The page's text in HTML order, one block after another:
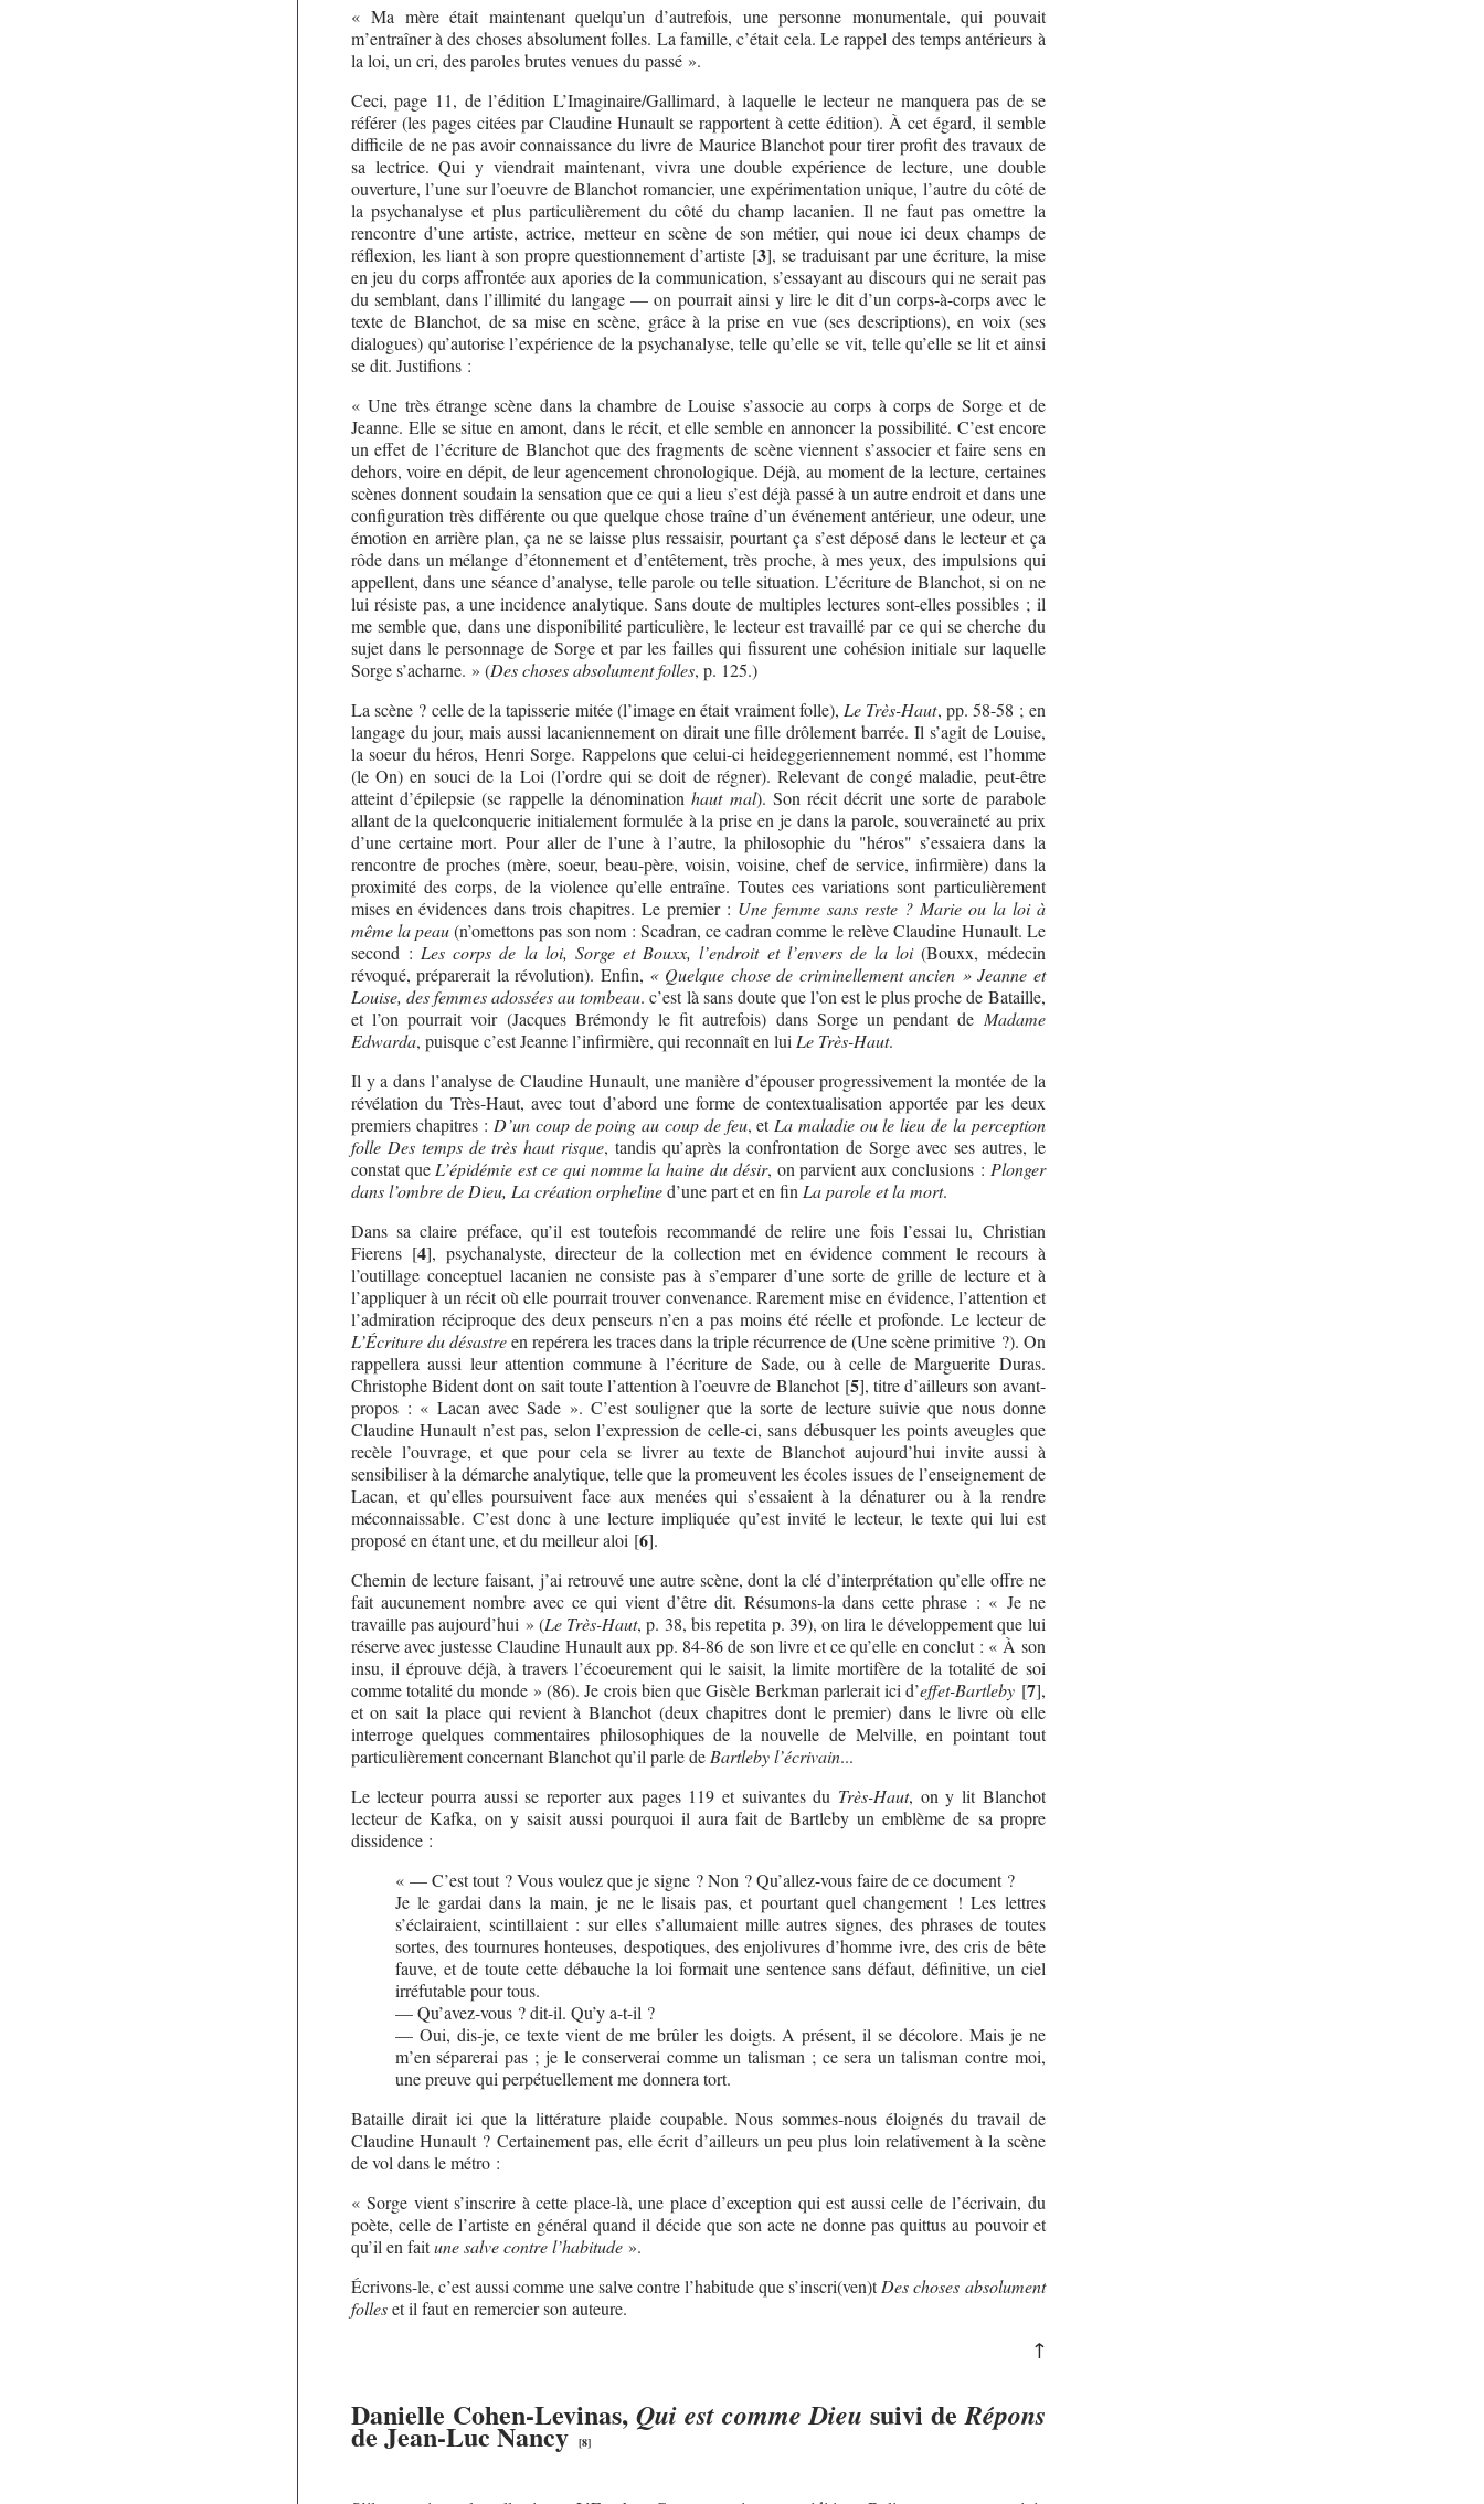
« Ma mère était maintenant quelqu’un d’autrefois, une personne monumentale, qui pouvait
m’entraîner à des choses absolument folles. La famille, c’était cela. Le rappel des temps antérieurs à
la loi, un cri, des paroles brutes venues du passé ».
Ceci, page 11, de l’édition L’Imaginaire/Gallimard, à laquelle le lecteur ne manquera pas de se
référer (les pages citées par Claudine Hunault se rapportent à cette édition). À cet égard, il semble
difficile de ne pas avoir connaissance du livre de Maurice Blanchot pour tirer profit des travaux de
sa lectrice. Qui y viendrait maintenant, vivra une double expérience de lecture, une double
ouverture, l’une sur l’oeuvre de Blanchot romancier, une expérimentation unique, l’autre du côté de
la psychanalyse et plus particulièrement du côté du champ lacanien. Il ne faut pas omettre la
rencontre d’une artiste, actrice, metteur en scène de son métier, qui noue ici deux champs de
réflexion, les liant à son propre questionnement d’artiste [3], se traduisant par une écriture, la mise
en jeu du corps affrontée aux apories de la communication, s’essayant au discours qui ne serait pas
du semblant, dans l’illimité du langage — on pourrait ainsi y lire le dit d’un corps-à-corps avec le
texte de Blanchot, de sa mise en scène, grâce à la prise en vue (ses descriptions), en voix (ses
dialogues) qu’autorise l’expérience de la psychanalyse, telle qu’elle se vit, telle qu’elle se lit et ainsi
se dit. Justifions :
« Une très étrange scène dans la chambre de Louise s’associe au corps à corps de Sorge et de
Jeanne. Elle se situe en amont, dans le récit, et elle semble en annoncer la possibilité. C’est encore
un effet de l’écriture de Blanchot que des fragments de scène viennent s’associer et faire sens en
dehors, voire en dépit, de leur agencement chronologique. Déjà, au moment de la lecture, certaines
scènes donnent soudain la sensation que ce qui a lieu s’est déjà passé à un autre endroit et dans une
configuration très différente ou que quelque chose traîne d’un événement antérieur, une odeur, une
émotion en arrière plan, ça ne se laisse plus ressaisir, pourtant ça s’est déposé dans le lecteur et ça
rôde dans un mélange d’étonnement et d’entêtement, très proche, à mes yeux, des impulsions qui
appellent, dans une séance d’analyse, telle parole ou telle situation. L’écriture de Blanchot, si on ne
lui résiste pas, a une incidence analytique. Sans doute de multiples lectures sont-elles possibles ; il
me semble que, dans une disponibilité particulière, le lecteur est travaillé par ce qui se cherche du
sujet dans le personnage de Sorge et par les failles qui fissurent une cohésion initiale sur laquelle
Sorge s’acharne. » (Des choses absolument folles, p. 125.)
La scène ? celle de la tapisserie mitée (l’image en était vraiment folle), Le Très-Haut, pp. 58-58 ; en
langage du jour, mais aussi lacaniennement on dirait une fille drôlement barrée. Il s’agit de Louise,
la soeur du héros, Henri Sorge. Rappelons que celui-ci heideggeriennement nommé, est l’homme
(le On) en souci de la Loi (l’ordre qui se doit de régner). Relevant de congé maladie, peut-être
atteint d’épilepsie (se rappelle la dénominationhaut mal). Son récit décrit une sorte de parabole
allant de la quelconquerie initialement formulée à la prise en je dans la parole, souveraineté au prix
d’une certaine mort. Pour aller de l’une à l’autre, la philosophie du "héros" s’essaiera dans la
rencontre de proches (mère, soeur, beau-père, voisin, voisine, chef de service, infirmière) dans la
proximité des corps, de la violence qu’elle entraîne. Toutes ces variations sont particulièrement
mises en évidences dans trois chapitres. Le premier : Une femme sans reste ? Marie ou la loi à
même la peau(n’omettons pas son nom : Scadran, ce cadran comme le relève Claudine Hunault. Le
second : Les corps de la loi, Sorge et Bouxx, l’endroit et l’envers de la loi(Bouxx, médecin
révoqué, préparerait la révolution). Enfin, « Quelque chose de criminellement ancien » Jeanne et
Louise, des femmes adossées au tombeau. c’est là sans doute que l’on est le plus proche de Bataille,
et l’on pourrait voir (Jacques Brémondy le fit autrefois) dans Sorge un pendant de Madame
Edwarda, puisque c’est Jeanne l’infirmière, qui reconnaît en lui Le Très-Haut.
Il y a dans l’analyse de Claudine Hunault, une manière d’épouser progressivement la montée de la
révélation du Très-Haut, avec tout d’abord une forme de contextualisation apportée par les deux
premiers chapitres : D’un coup de poing au coup de feu, et La maladie ou le lieu de la perception
folle Des temps de très haut risque, tandis qu’après la confrontation de Sorge avec ses autres, le
constat que L’épidémie est ce qui nomme la haine du désir, on parvient aux conclusions : Plonger
dans l’ombre de Dieu, La création orphelined’une part et en fin La parole et la mort.
Dans sa claire préface, qu’il est toutefois recommandé de relire une fois l’essai lu, Christian
Fierens[4], psychanalyste, directeur de la collection met en évidence comment le recours à
l’outillage conceptuel lacanien ne consiste pas à s’emparer d’une sorte de grille de lecture et à
l’appliquer à un récit où elle pourrait trouver convenance. Rarement mise en évidence, l’attention et
l’admiration réciproque des deux penseurs n’en a pas moins été réelle et profonde. Le lecteur de
L’Écriture du désastreen repérera les traces dans la triple récurrence de (Une scène primitive ?). On
rappellera aussi leur attention commune à l’écriture de Sade, ou à celle de Marguerite Duras.
Christophe Bident dont on sait toute l’attention à l’oeuvre de Blanchot[5], titre d’ailleurs son avant-
propos : « Lacan avec Sade ». C’est souligner que la sorte de lecture suivie que nous donne
Claudine Hunault n’est pas, selon l’expression de celle-ci, sans débusquer les points aveugles que
recèle l’ouvrage, et que pour cela se livrer au texte de Blanchot aujourd’hui invite aussi à
sensibiliser à la démarche analytique, telle que la promeuvent les écoles issues de l’enseignement de
Lacan, et qu’elles poursuivent face aux menées qui s’essaient à la dénaturer ou à la rendre
méconnaissable. C’est donc à une lecture impliquée qu’est invité le lecteur, le texte qui lui est
proposé en étant une, et du meilleur aloi [6].
Chemin de lecture faisant, j’ai retrouvé une autre scène, dont la clé d’interprétation qu’elle offre ne
fait aucunement nombre avec ce qui vient d’être dit. Résumons-la dans cette phrase : « Je ne
travaille pas aujourd’hui » (Le Très-Haut, p. 38, bis repetita p. 39), on lira le développement que lui
réserve avec justesse Claudine Hunault aux pp. 84-86 de son livre et ce qu’elle en conclut : « À son
insu, il éprouve déjà, à travers l’écoeurement qui le saisit, la limite mortifère de la totalité de soi
comme totalité du monde » (86). Je crois bien que Gisèle Berkman parlerait ici d’effet-Bartleby [7],
et on sait la place qui revient à Blanchot (deux chapitres dont le premier) dans le livre où elle
interroge quelques commentaires philosophiques de la nouvelle de Melville, en pointant tout
particulièrement concernant Blanchot qu’il parle de Bartleby l’écrivain...
Le lecteur pourra aussi se reporter aux pages 119 et suivantes du Très-Haut, on y lit Blanchot
lecteur de Kafka, on y saisit aussi pourquoi il aura fait de Bartleby un emblème de sa propre
dissidence :
« — C’est tout ? Vous voulez que je signe ? Non ? Qu’allez-vous faire de ce document ?
Je le gardai dans la main, je ne le lisais pas, et pourtant quel changement ! Les lettres
s’éclairaient, scintillaient : sur elles s’allumaient mille autres signes, des phrases de toutes
sortes, des tournures honteuses, despotiques, des enjolivures d’homme ivre, des cris de bête
fauve, et de toute cette débauche la loi formait une sentence sans défaut, définitive, un ciel
irréfutable pour tous.
— Qu’avez-vous ? dit-il. Qu’y a-t-il ?
— Oui, dis-je, ce texte vient de me brûler les doigts. A présent, il se décolore. Mais je ne
m’en séparerai pas ; je le conserverai comme un talisman ; ce sera un talisman contre moi,
une preuve qui perpétuellement me donnera tort.
Bataille dirait ici que la littérature plaide coupable. Nous sommes-nous éloignés du travail de
Claudine Hunault ? Certainement pas, elle écrit d’ailleurs un peu plus loin relativement à la scène
de vol dans le métro :
« Sorge vient s’inscrire à cette place-là, une place d’exception qui est aussi celle de l’écrivain, du
poète, celle de l’artiste en général quand il décide que son acte ne donne pas quittus au pouvoir et
qu’il en faitune salve contre l’habitude».
Écrivons-le, c’est aussi comme une salve contre l’habitude que s’inscri(ven)tDes choses absolument
folleset il faut en remercier son auteure.
↑
Danielle Cohen-Levinas, Qui est comme Dieu suivi deRépons
de Jean-Luc Nancy [8]